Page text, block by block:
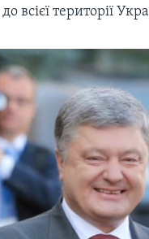
до всієї території